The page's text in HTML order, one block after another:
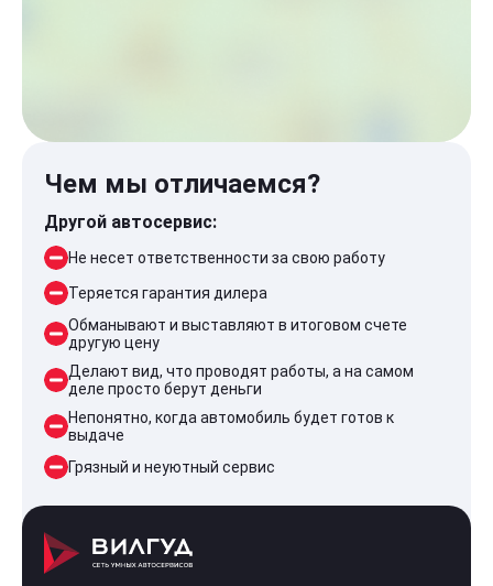
Чем мы отличаемся?
Другой автосервис:
Не несет ответственности за свою работу
Теряется гарантия дилера
Обманывают и выставляют в итоговом счете
другую цену
Делают вид, что проводят работы, а на самом
деле просто берут деньги
Непонятно, когда автомобиль будет готов к
выдаче
Грязный и неуютный сервис